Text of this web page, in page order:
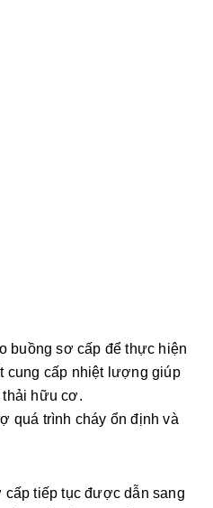
buồng sơ cấp để thực hiện
cung cấp nhiệt lượng giúp
thải hữu cơ.
quá trình cháy ổn định và
tiếp tục được dẫn sang